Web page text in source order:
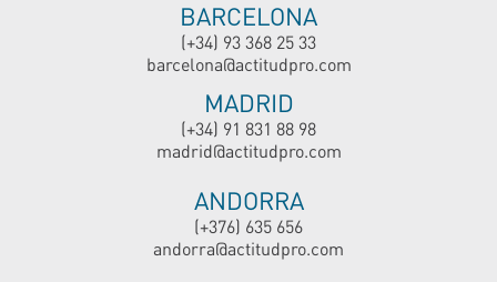
BARCELONA
(+34) 93 368 25 33
barcelona@actitudpro.com
MADRID
(+34) 91 831 88 98
madrid@actitudpro.com
ANDORRA
(+376) 635 656
andorra@actitudpro.com